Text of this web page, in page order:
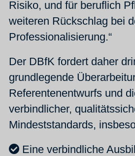
Risiko, und für beruflich
weiteren Rückschlag bei
Professionalisierung.“
Der DBfK fordert daher
grundlegende
Referentenentwurfs und
verbindlicher,
Mindeststandards,
Eine verbindliche